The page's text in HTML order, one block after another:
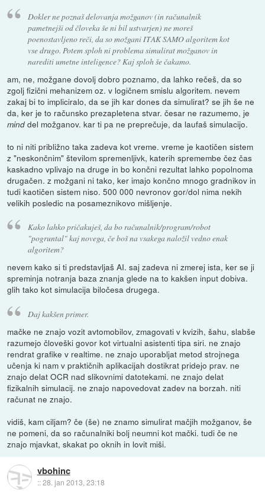
Dokler ne poznaš delovanja možganov (in računalnik
pametnejši od človeka še ni bil ustvarjen) ne moreš
poenostavljeno reči, da so možgani ITAK SAMO algoritem kot
vse drugo. Potem sploh ni problema simulirat možganov in
narediti umetne inteligence? Kaj sploh še čakamo.
am, ne, možgane dovolj dobro poznamo, da lahko rečeš, da so
zgolj fizični mehanizem oz. v logičnem smislu algoritem. nevem
zakaj bi to impliciralo, da se jih kar dones da simulirat? se jih še ne
da, ker je to računsko prezapletena stvar. česar ne razumemo, je
mind del možganov. kar ti pa ne preprečuje, da laufaš simulacijo.
to ni niti približno taka zadeva kot vreme. vreme je kaotičen sistem
z "neskončnim" številom spremenljivk, katerih spremembe čez čas
kaskadno vplivajo na druge in bo končni rezultat lahko popolnoma
drugačen. z možgani ni tako, ker imajo končno mnogo gradnikov in
tudi kaotičen sistem niso. 500 000 nevronov gor/dol nima nekih
velikih posledic na posameznikovo mišljenje.
Kako lahko pričakuješ, da bo računalnik/program/robot
"pogruntal" kaj novega, če boš na vsakega naložil vedno enak
algoritem?
nevem kako si ti predstavljaš AI. saj zadeva ni zmerej ista, ker se ji
spreminja notranja baza znanja glede na to kakšen input dobiva.
glih tako kot simulacija biločesa drugega.
Daj kakšen primer.
mačke ne znajo vozit avtomobilov, zmagovati v kvizih, šahu, slabše
razumejo človeški govor kot virtualni asistenti tipa siri. ne znajo
rendrat grafike v realtime. ne znajo uporabljat metod strojnega
učenja ki nam v praktičnih aplikacijah dostikrat pridejo prav. ne
znajo delat OCR nad slikovnimi datotekami. ne znajo delat
fizikalnih simulacij. ne znajo napovedovat zadev na borzah. niti
računat ne znajo.
vidiš, kam ciljam? če (še) ne znamo simulirat mačjih možganov, še
ne pomeni, da so računalniki bolj neumni kot mački. tudi če ne
znajo mjavkat, skakat po oknih in lovit miši.
vbohinc
::28. jan 2013, 23:18